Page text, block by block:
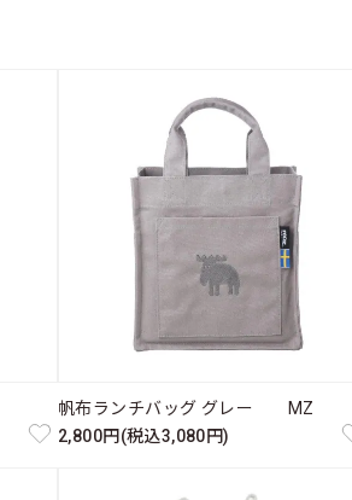
帆布ランチバッグ グレー MZ
2,800円(税込3,080円)